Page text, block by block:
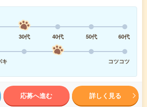
30代 40代 50代
60代
キ
コツコツ
応募へ進む 詳しく見る